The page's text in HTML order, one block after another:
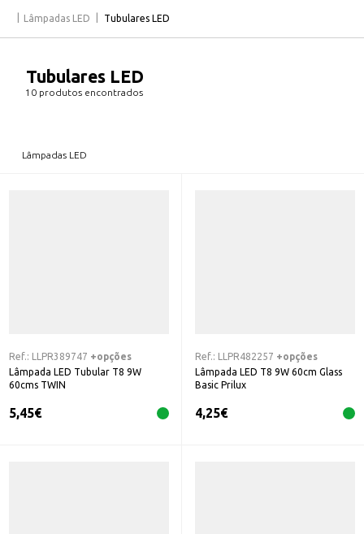
Lâmpadas LED Tubulares LED
Tubulares LED
10 produtos encontrados
Lâmpadas LED
Ref.: LLPR389747 +opções
Lâmpada LED Tubular T8 9W
60cms TWIN
5,45€
Ref.: LLPR482257 +opções
Lâmpada LED T8 9W 60cm Glass
Basic Prilux
4,25€